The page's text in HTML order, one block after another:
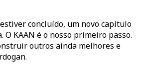
concluído, um novo capítulo
O KAAN é o nosso primeiro passo.
outros ainda melhores e